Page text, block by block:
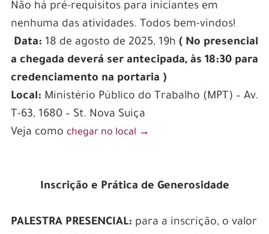
Não há pré-requisitos para iniciantes em
nenhuma das atividades. Todos bem-vindos!
Data: 18 de agosto de 2025, 19h ( No presencial
a chegada deverá ser antecipada, às 18:30 para
credenciamento na portaria )
Local: Ministério Público do Trabalho (MPT) – Av.
T-63, 1680 – St. Nova Suiça
Veja como chegar no local →
Inscrição e Prática de Generosidade
PALESTRA PRESENCIAL: para a inscrição, o valor